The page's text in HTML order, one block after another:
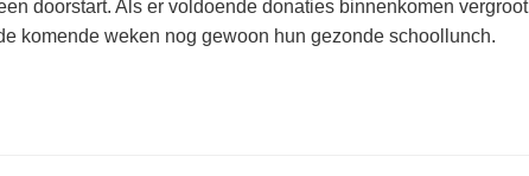
doorstart. Als er voldoende donaties binnenkomen vergroot
komende weken nog gewoon hun gezonde schoollunch.